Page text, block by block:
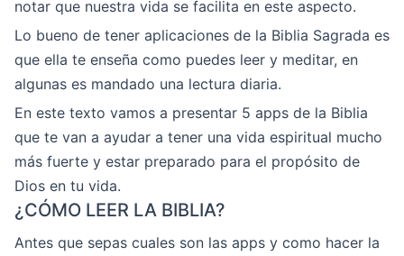
notar que nuestra vida se facilita en este aspecto.
Lo bueno de tener aplicaciones de la Biblia Sagrada es
que ella te enseña como puedes leer y meditar, en
algunas es mandado una lectura diaria.
En este texto vamos a presentar 5 apps de la Biblia
que te van a ayudar a tener una vida espiritual mucho
más fuerte y estar preparado para el propósito de
Dios en tu vida.
¿CÓMO LEER LA BIBLIA?
Antes que sepas cuales son las apps y como hacer la